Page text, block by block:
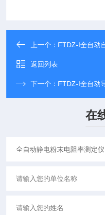
上一个： FTDZ-I全自动自
返回列表
下一个： FTDZ-I全自动
在